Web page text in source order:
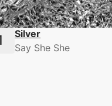
Silver
Say She She